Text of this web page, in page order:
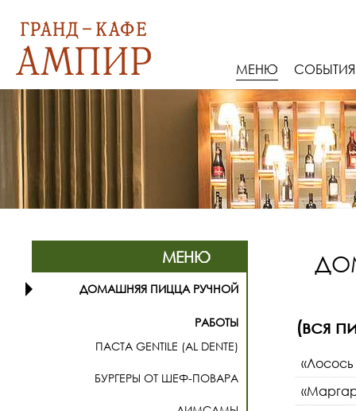
МЕНЮ СОБЫТИЯ
МЕНЮ
ДОМАШНЯЯ ПИЦЦА РУЧНОЙ
РАБОТЫ
ПАСТА GENTILE (AL DENTE)
БУРГЕРЫ ОТ ШЕФ-ПОВАРА
(вся